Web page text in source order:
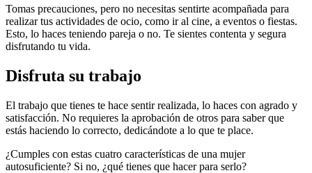
Tomas precauciones, pero no necesitas sentirte acompañada para
realizar tus actividades de ocio, como ir al cine, a eventos o fiestas.
Esto, lo haces teniendo pareja o no. Te sientes contenta y segura
disfrutando tu vida.
Disfruta su trabajo
El trabajo que tienes te hace sentir realizada, lo haces con agrado y
satisfacción. No requieres la aprobación de otros para saber que
estás haciendo lo correcto, dedicándote a lo que te place.
¿Cumples con estas cuatro características de una mujer
autosuficiente? Si no, ¿qué tienes que hacer para serlo?